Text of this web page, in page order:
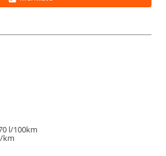
l/100km
km